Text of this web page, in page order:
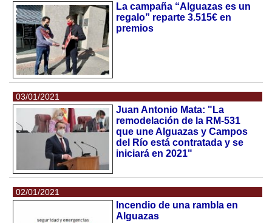
La campaña “Alguazas es un
regalo” reparte 3.515€ en
premios
03/01/2021
Juan Antonio Mata: "La
remodelación de la RM-531
que une Alguazas y Campos
del Río está contratada y se
iniciará en 2021"
02/01/2021
Incendio de una rambla en
Alguazas